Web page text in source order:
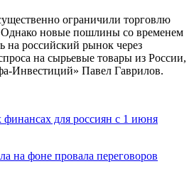
ограничили торговлю
новые пошлины со временем
на российский рынок через
на сырьевые товары из России,
Инвестиций» Павел Гаврилов.
для россиян с 1 июня
на фоне провала переговоров